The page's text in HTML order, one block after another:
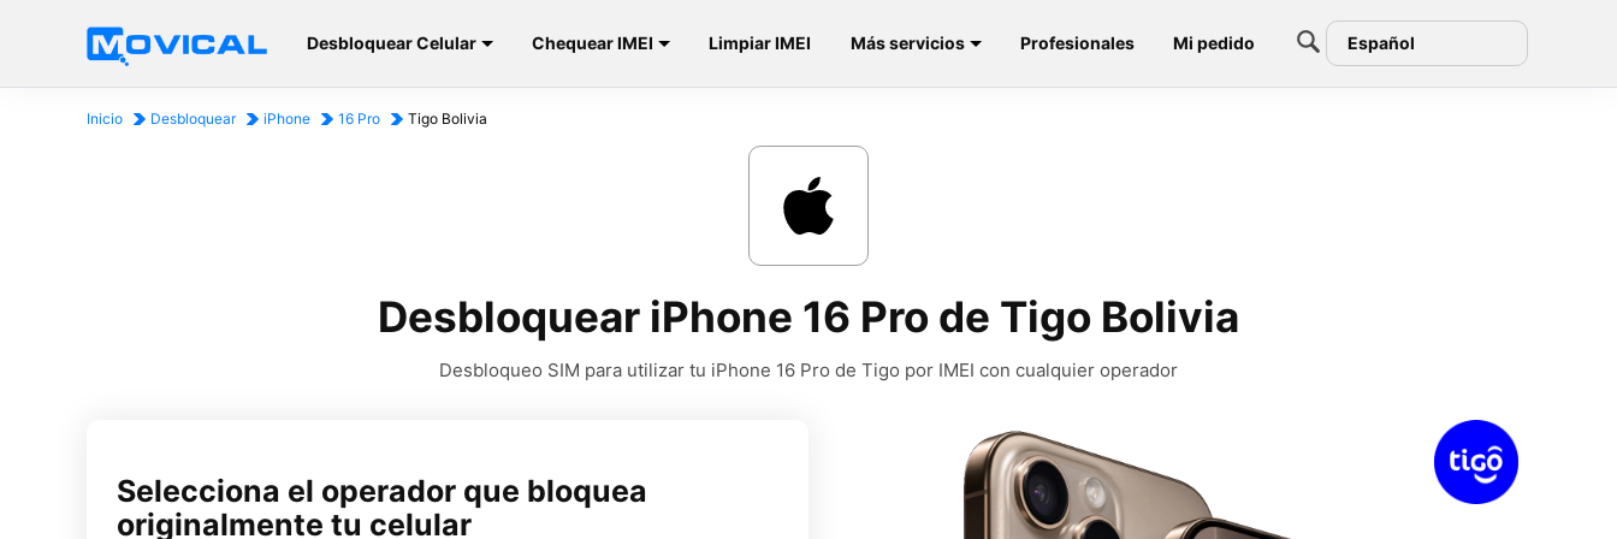
Desbloquear Celular Chequear IMEI Limpiar IMEI Más servicios Profesionales Mi pedido Español
Inicio Desbloquear iPhone 16 Pro Tigo Bolivia
Desbloquear iPhone 16 Pro de Tigo Bolivia
Desbloqueo SIM para utilizar tu iPhone 16 Pro de Tigo por IMEI con cualquier operador
Selecciona el operador que bloquea
originalmente tu celular